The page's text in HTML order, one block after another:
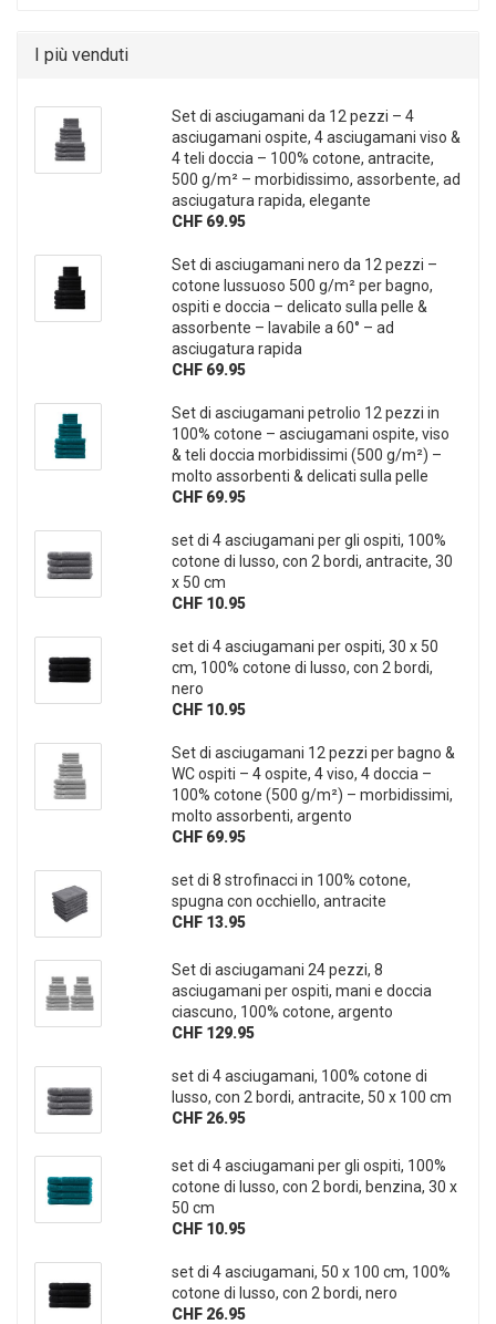
I più venduti
Set di asciugamani da 12 pezzi – 4
asciugamani ospite, 4 asciugamani viso &
4 teli doccia – 100% cotone, antracite,
500 g/m² – morbidissimo, assorbente, ad
asciugatura rapida, elegante
CHF 69.95
Set di asciugamani nero da 12 pezzi –
cotone lussuoso 500 g/m² per bagno,
ospiti e doccia – delicato sulla pelle &
assorbente – lavabile a 60° – ad
asciugatura rapida
CHF 69.95
Set di asciugamani petrolio 12 pezzi in
100% cotone – asciugamani ospite, viso
& teli doccia morbidissimi (500 g/m²) –
molto assorbenti & delicati sulla pelle
CHF 69.95
set di 4 asciugamani per gli ospiti, 100%
cotone di lusso, con 2 bordi, antracite, 30
x 50 cm
CHF 10.95
set di 4 asciugamani per ospiti, 30 x 50
cm, 100% cotone di lusso, con 2 bordi,
nero
CHF 10.95
Set di asciugamani 12 pezzi per bagno &
WC ospiti – 4 ospite, 4 viso, 4 doccia –
100% cotone (500 g/m²) – morbidissimi,
molto assorbenti, argento
CHF 69.95
set di 8 strofinacci in 100% cotone,
spugna con occhiello, antracite
CHF 13.95
Set di asciugamani 24 pezzi, 8
asciugamani per ospiti, mani e doccia
ciascuno, 100% cotone, argento
CHF 129.95
set di 4 asciugamani, 100% cotone di
lusso, con 2 bordi, antracite, 50 x 100 cm
CHF 26.95
set di 4 asciugamani per gli ospiti, 100%
cotone di lusso, con 2 bordi, benzina, 30 x
50 cm
CHF 10.95
set di 4 asciugamani, 50 x 100 cm, 100%
cotone di lusso, con 2 bordi, nero
CHF 26.95